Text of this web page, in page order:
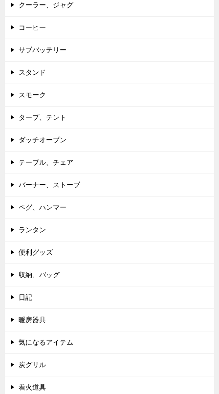
クーラー、ジャグ
コーヒー
サブバッテリー
スタンド
スモーク
タープ、テント
ダッチオーブン
テーブル、チェア
バーナー、ストーブ
ペグ、ハンマー
ランタン
便利グッズ
収納、バッグ
日記
暖房器具
気になるアイテム
炭グリル
着火道具